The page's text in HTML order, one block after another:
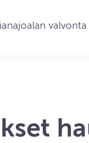
valvonta